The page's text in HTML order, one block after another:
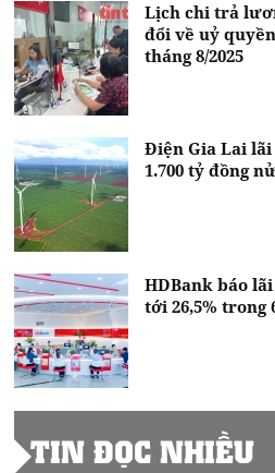
Lịch chi trả
đổi về uỷ
tháng 8/2025
Điện Gia Lai
1.700 tỷ đồng
HDBank báo lãi
tới 26,5% trong
TIN ĐỌC NHIỀU